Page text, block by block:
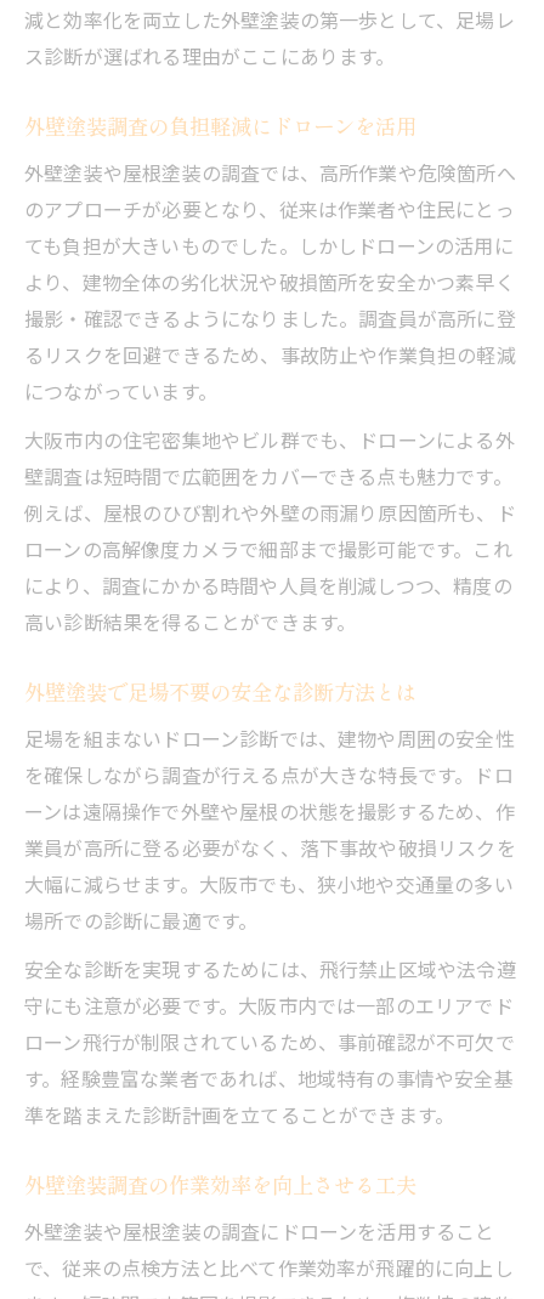
減と効率化を両立した外壁塗装の第一歩として、足場レ
ス診断が選ばれる理由がここにあります。
外壁塗装調査の負担軽減にドローンを活用
外壁塗装や屋根塗装の調査では、高所作業や危険箇所へ
のアプローチが必要となり、従来は作業者や住民にとっ
ても負担が大きいものでした。しかしドローンの活用に
より、建物全体の劣化状況や破損箇所を安全かつ素早く
撮影・確認できるようになりました。調査員が高所に登
るリスクを回避できるため、事故防止や作業負担の軽減
につながっています。
大阪市内の住宅密集地やビル群でも、ドローンによる外
壁調査は短時間で広範囲をカバーできる点も魅力です。
例えば、屋根のひび割れや外壁の雨漏り原因箇所も、ド
ローンの高解像度カメラで細部まで撮影可能です。これ
により、調査にかかる時間や人員を削減しつつ、精度の
高い診断結果を得ることができます。
外壁塗装で足場不要の安全な診断方法とは
足場を組まないドローン診断では、建物や周囲の安全性
を確保しながら調査が行える点が大きな特長です。ドロ
ーンは遠隔操作で外壁や屋根の状態を撮影するため、作
業員が高所に登る必要がなく、落下事故や破損リスクを
大幅に減らせます。大阪市でも、狭小地や交通量の多い
場所での診断に最適です。
安全な診断を実現するためには、飛行禁止区域や法令遵
守にも注意が必要です。大阪市内では一部のエリアでド
ローン飛行が制限されているため、事前確認が不可欠で
す。経験豊富な業者であれば、地域特有の事情や安全基
準を踏まえた診断計画を立てることができます。
外壁塗装調査の作業効率を向上させる工夫
外壁塗装や屋根塗装の調査にドローンを活用すること
で、従来の点検方法と比べて作業効率が飛躍的に向上し